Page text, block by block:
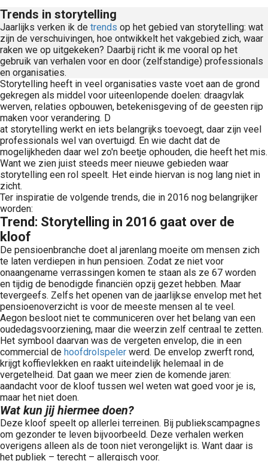
Trends in storytelling
Jaarlijks verken ik de trends op het gebied van storytelling: wat
zijn de verschuivingen, hoe ontwikkelt het vakgebied zich, waar
raken we op uitgekeken? Daarbij richt ik me vooral op het
gebruik van verhalen voor en door (zelfstandige) professionals
en organisaties.
Storytelling heeft in veel organisaties vaste voet aan de grond
gekregen als middel voor uiteenlopende doelen: draagvlak
werven, relaties opbouwen, betekenisgeving of de geesten rijp
maken voor verandering. D
at storytelling werkt en iets belangrijks toevoegt, daar zijn veel
professionals wel van overtuigd. En wie dacht dat de
mogelijkheden daar wel zo'n beetje ophouden, die heeft het mis.
Want we zien juist steeds meer nieuwe gebieden waar
storytelling een rol speelt. Het einde hiervan is nog lang niet in
zicht.
Ter inspiratie de volgende trends, die in 2016 nog belangrijker
worden:
Trend: Storytelling in 2016 gaat over de
kloof
De pensioenbranche doet al jarenlang moeite om mensen zich
te laten verdiepen in hun pensioen. Zodat ze niet voor
onaangename verrassingen komen te staan als ze 67 worden
en tijdig de benodigde financiën opzij gezet hebben. Maar
tevergeefs. Zelfs het openen van de jaarlijkse envelop met het
pensioenoverzicht is voor de meeste mensen al te veel.
Aegon besloot niet te communiceren over het belang van een
oudedagsvoorziening, maar die weerzin zelf centraal te zetten.
Het symbool daarvan was de vergeten envelop, die in een
commercial de hoofdrolspeler werd. De envelop zwerft rond,
krijgt koffievlekken en raakt uiteindelijk helemaal in de
vergetelheid. Dat gaan we meer zien de komende jaren:
aandacht voor de kloof tussen wel weten wat goed voor je is,
maar het niet doen.
Wat kun jij hiermee doen?
Deze kloof speelt op allerlei terreinen. Bij publiekscampagnes
om gezonder te leven bijvoorbeeld. Deze verhalen werken
overigens alleen als de toon niet verongelijkt is. Want daar is
het publiek – terecht – allergisch voor.